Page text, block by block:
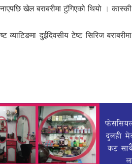
खेल बराबरीमा टुंगिएको थियो । कास्की
दुईदिवसीय टेष्ट सिरिज बराबरीमा